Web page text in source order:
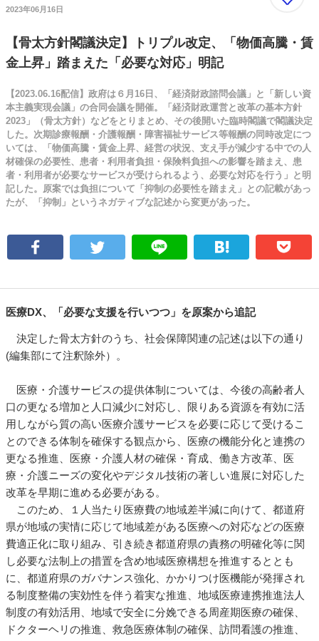
2023年06月16日
【骨太方針閣議決定】トリプル改定、「物価高騰・賃
金上昇」踏まえた「必要な対応」明記
【2023.06.16配信】政府は６月16日、「経済財政諮問会議」と「新しい資
本主義実現会議」の合同会議を開催。「経済財政運営と改革の基本方針
2023」（骨太方針）などをとりまとめ、その後開いた臨時閣議で閣議決定
した。次期診療報酬・介護報酬・障害福祉サービス等報酬の同時改定につ
いては、「物価高騰・賃金上昇、経営の状況、支え手が減少する中での人
材確保の必要性、患者・利用者負担・保険料負担への影響を踏まえ、患
者・利用者が必要なサービスが受けられるよう、必要な対応を行う」と明
記した。原案では負担について「抑制の必要性を踏まえ」との記載があっ
たが、「抑制」というネガティブな記述から変更があった。
医療DX、「必要な支援を行いつつ」を原案から追記
決定した骨太方針のうち、社会保障関連の記述は以下の通り
(編集部にて注釈除外）。
医療・介護サービスの提供体制については、今後の高齢者人
口の更なる増加と人口減少に対応し、限りある資源を有効に活
用しながら質の高い医療介護サービスを必要に応じて受けるこ
とのできる体制を確保する観点から、医療の機能分化と連携の
更なる推進、医療・介護人材の確保・育成、働き方改革、医
療・介護ニーズの変化やデジタル技術の著しい進展に対応した
改革を早期に進める必要がある。
このため、１人当たり医療費の地域差半減に向けて、都道府
県が地域の実情に応じて地域差がある医療への対応などの医療
費適正化に取り組み、引き続き都道府県の責務の明確化等に関
し必要な法制上の措置を含め地域医療構想を推進するととも
に、都道府県のガバナンス強化、かかりつけ医機能が発揮され
る制度整備の実効性を伴う着実な推進、地域医療連携推進法人
制度の有効活用、地域で安全に分娩できる周産期医療の確保、
ドクターヘリの推進、救急医療体制の確保、訪問看護の推進、